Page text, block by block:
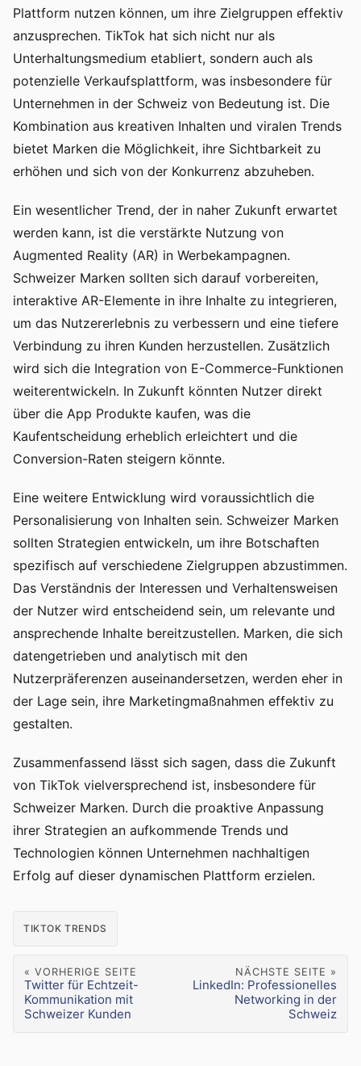
Plattform nutzen können, um ihre Zielgruppen effektiv
anzusprechen. TikTok hat sich nicht nur als
Unterhaltungsmedium etabliert, sondern auch als
potenzielle Verkaufsplattform, was insbesondere für
Unternehmen in der Schweiz von Bedeutung ist. Die
Kombination aus kreativen Inhalten und viralen Trends
bietet Marken die Möglichkeit, ihre Sichtbarkeit zu
erhöhen und sich von der Konkurrenz abzuheben.
Ein wesentlicher Trend, der in naher Zukunft erwartet
werden kann, ist die verstärkte Nutzung von
Augmented Reality (AR) in Werbekampagnen.
Schweizer Marken sollten sich darauf vorbereiten,
interaktive AR-Elemente in ihre Inhalte zu integrieren,
um das Nutzererlebnis zu verbessern und eine tiefere
Verbindung zu ihren Kunden herzustellen. Zusätzlich
wird sich die Integration von E-Commerce-Funktionen
weiterentwickeln. In Zukunft könnten Nutzer direkt
über die App Produkte kaufen, was die
Kaufentscheidung erheblich erleichtert und die
Conversion-Raten steigern könnte.
Eine weitere Entwicklung wird voraussichtlich die
Personalisierung von Inhalten sein. Schweizer Marken
sollten Strategien entwickeln, um ihre Botschaften
spezifisch auf verschiedene Zielgruppen abzustimmen.
Das Verständnis der Interessen und Verhaltensweisen
der Nutzer wird entscheidend sein, um relevante und
ansprechende Inhalte bereitzustellen. Marken, die sich
datengetrieben und analytisch mit den
Nutzerpräferenzen auseinandersetzen, werden eher in
der Lage sein, ihre Marketingmaßnahmen effektiv zu
gestalten.
Zusammenfassend lässt sich sagen, dass die Zukunft
von TikTok vielversprechend ist, insbesondere für
Schweizer Marken. Durch die proaktive Anpassung
ihrer Strategien an aufkommende Trends und
Technologien können Unternehmen nachhaltigen
Erfolg auf dieser dynamischen Plattform erzielen.
TIKTOK TRENDS
« VORHERIGE SEITE
Twitter für Echtzeit-
Kommunikation mit
Schweizer Kunden
NÄCHSTE SEITE »
LinkedIn: Professionelles
Networking in der
Schweiz